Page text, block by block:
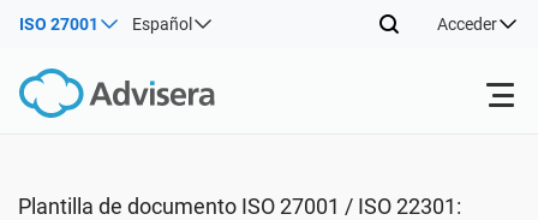
ISO 27001 Español Acceder
Plantilla de documento ISO 27001 / ISO 22301: